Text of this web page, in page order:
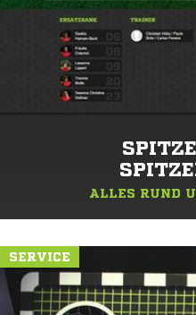
ALLES RUND
SERVICE